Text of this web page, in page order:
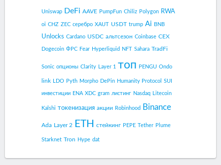
Uniswap DeFi AAVE PumpFun Chiliz Polygon RWA
oi CHZ ZEC серебро XAUT USDT trump Ai BNB
Unlocks Cardano USDC альтсезон Coinbase CEX
Dogecoin ФРС Fear Hyperliquid NFT Sahara TradFi
Sonic опционы Clarity Layer 1 топ PENGU Ondo
link LDO Pyth Morpho DePin Humanity Protocol SUI
инвестиции ENA XDC gram листинг Nasdaq Litecoin
Kalshi токенизация акции Robinhood Binance
Ada Layer 2 ETH стейкинг PEPE Tether Plume
Starknet Tron Hype dat